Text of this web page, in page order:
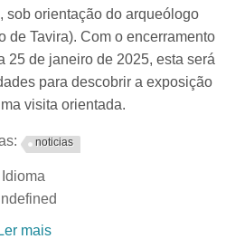
sob orientação do arqueólogo
de Tavira). Com o encerramento
25 de janeiro de 2025, esta será
para descobrir a exposição
visita orientada.
noticias
Idioma
Ler mais